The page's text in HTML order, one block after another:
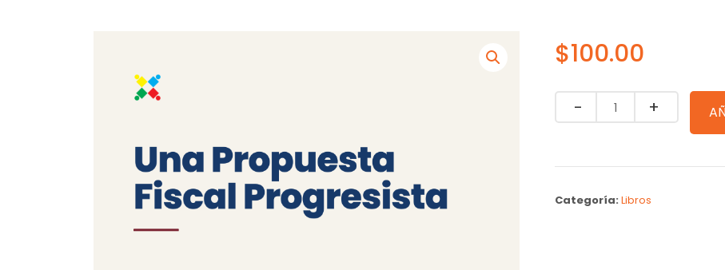
$100.00
Quantity
Categoría:Libros